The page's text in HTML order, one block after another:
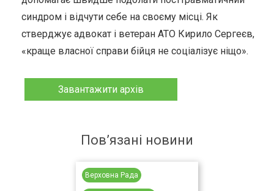
синдром і відчути себе на своєму місці. Як
стверджує адвокат і ветеран АТО Кирило Сергеєв,
«краще власної справи бійця не соціалізує ніщо».
Завантажити архів
Пов’язані новини
Верховна Рада